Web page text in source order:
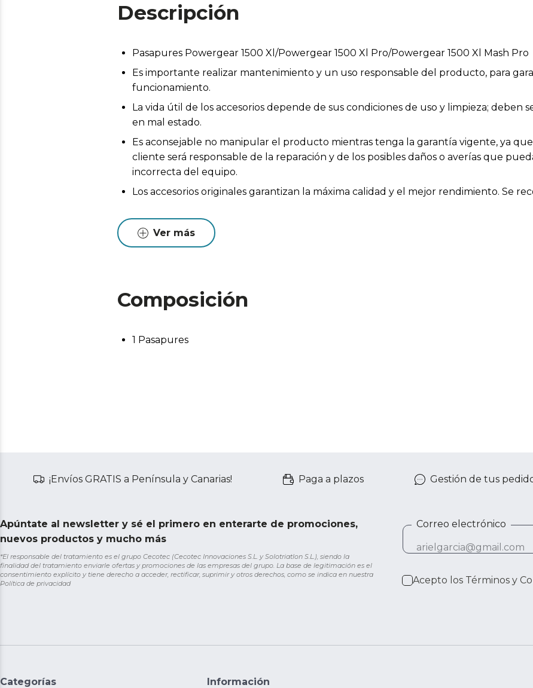
Descripción
Pasapures Powergear 1500 Xl/Powergear 1500 Xl Pro/Powergear 1500 Xl Mash Pro
Es importante realizar mantenimiento y un uso responsable del producto, para
funcionamiento.
La vida útil de los accesorios depende de sus condiciones de uso y limpieza; deben
en mal estado.
Es aconsejable no manipular el producto mientras tenga la garantía vigente, ya
cliente será responsable de la reparación y de los posibles daños o averías que
incorrecta del equipo.
Los accesorios originales garantizan la máxima calidad y el mejor rendimiento. Se
Ver más
Composición
1 Pasapures
¡Envíos GRATIS a Península y Canarias! Paga a plazos Gestión de tus
Apúntate al newsletter y sé el primero en enterarte de promociones,
nuevos productos y mucho más
*El responsable del tratamiento es el grupo Cecotec (Cecotec Innovaciones S.L. y Solotriatlon S.L.), siendo la
finalidad del tratamiento enviarle ofertas y promociones de las empresas del grupo. La base de legitimación es el
consentimiento explícito y tiene derecho a acceder, rectificar, suprimir y otros derechos, como se indica en nuestra
Política de privacidad
Correo electrónico
Acepto los Términos y
Categorías Información